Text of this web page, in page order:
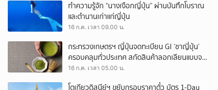
ทำความรู้จัก “นางเงือกญี่ปุ่น” ผ่านบันทึกโบราณ
และตำนานเก่าแก่ญี่ปุ่น
16 ก.ค. เวลา 09.00 น.
กระทรวงเกษตรฯ ญี่ปุ่นจดทะเบียน GI ‘ชาญี่ปุ่น’
ครอบคลุมทั่วประเทศ สกัดสินค้าลอกเลียนแบบจาก
ต่างแดน
16 ก.ค. เวลา 05.00 น.
โตเกียวดิสนีย์ฯ ขยับกรอบราคาตั๋ว บัตร 1-Day